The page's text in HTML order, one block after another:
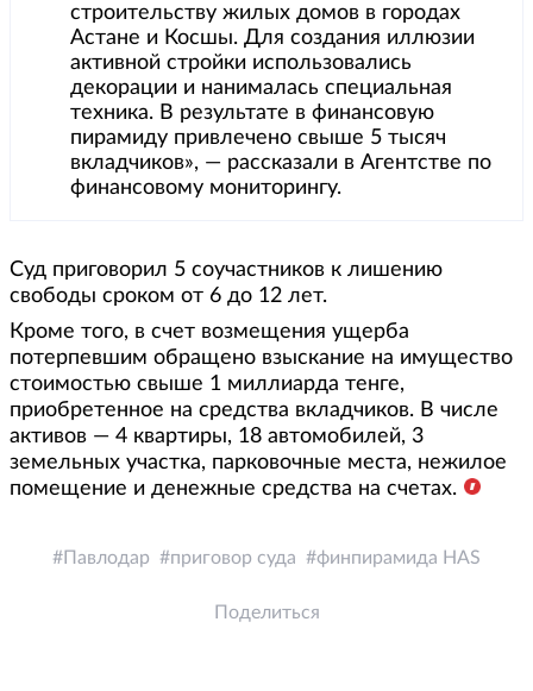
строительству жилых домов в городах
Астане и Косшы. Для создания иллюзии
активной стройки использовались
декорации и нанималась специальная
техника. В результате в финансовую
пирамиду привлечено свыше 5 тысяч
вкладчиков», — рассказали в Агентстве по
финансовому мониторингу.
Суд приговорил 5 соучастников к лишению
свободы сроком от 6 до 12 лет.
Кроме того, в счет возмещения ущерба
потерпевшим обращено взыскание на имущество
стоимостью свыше 1 миллиарда тенге,
приобретенное на средства вкладчиков. В числе
активов — 4 квартиры, 18 автомобилей, 3
земельных участка, парковочные места, нежилое
помещение и денежные средства на счетах.
Павлодар приговор суда финпирамида HAS
Поделиться